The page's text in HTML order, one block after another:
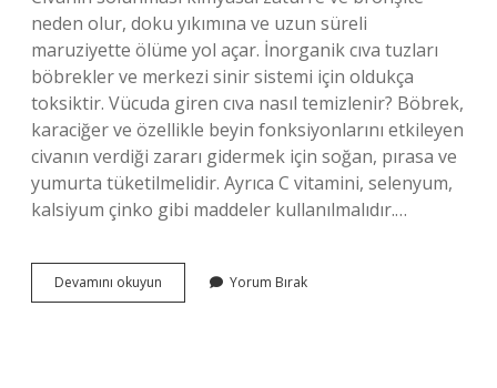
neden olur, doku yıkımına ve uzun süreli
maruziyette ölüme yol açar. İnorganik cıva tuzları
böbrekler ve merkezi sinir sistemi için oldukça
toksiktir. Vücuda giren cıva nasıl temizlenir? Böbrek,
karaciğer ve özellikle beyin fonksiyonlarını etkileyen
civanın verdiği zararı gidermek için soğan, pırasa ve
yumurta tüketilmelidir. Ayrıca C vitamini, selenyum,
kalsiyum çinko gibi maddeler kullanılmalıdır.…
Devamını okuyun
Cilde
Yorum Bırak